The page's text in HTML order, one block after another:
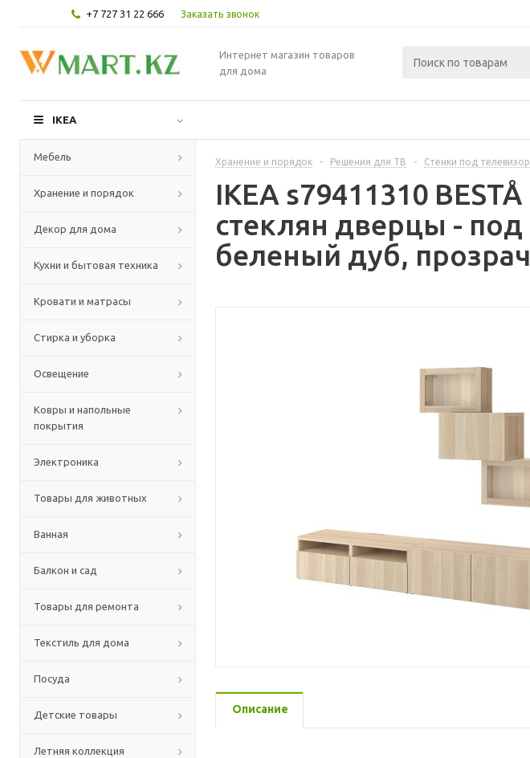
+7 727 31 22 666 Заказать звонок
Интернет магазин товаров
для дома
IKEA
Мебель
Хранение и порядок
Декор для дома
Кухни и бытовая техника
Кровати и матрасы
Стирка и уборка
Освещение
Ковры и напольные
покрытия
Электроника
Товары для животных
Ванная
Балкон и сад
Товары для ремонта
Текстиль для дома
Посуда
Детские товары
Летняя коллекция
Хранение и порядок - Решения для ТВ - Стенки под телевизор
IKEA s79411310
стеклян дверцы -
беленый дуб,
Описание